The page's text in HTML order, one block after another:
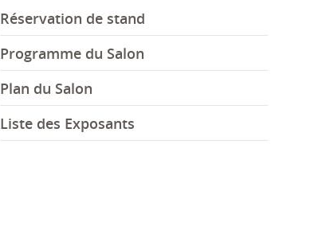
Réservation de stand
Programme du Salon
Plan du Salon
Liste des Exposants